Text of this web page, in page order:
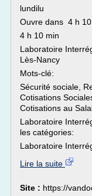
lundilu
Ouvre dans 4 h 10
4 h 10 min
Laboratoire
Lès-Nancy
Mots-clé:
Sécurité sociale,
Cotisations
Cotisations au
Laboratoire
les catégories:
Laboratoire
Lire la suite
Site : https://